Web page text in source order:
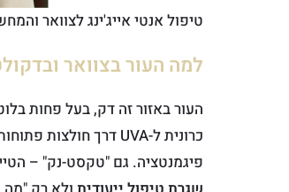
טיפול אנטי אייג'ינג לצוואר
למה העור בצוואר
העור באזור זה דק, בעל פחות
כרונית ל-UVA דרך חולצות פתוחות, נהיגה וטיולים מזרזת פוטו-אייג'ינג שיוצר
פיגמנטציה. גם "טקסט-נק" –